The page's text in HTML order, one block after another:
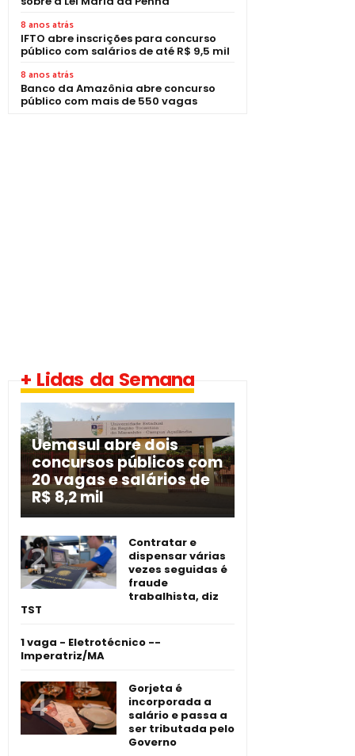
8 anos atrás
IFTO abre inscrições para concurso
público com salários de até R$ 9,5 mil
8 anos atrás
Banco da Amazônia abre concurso
público com mais de 550 vagas
+ Lidas da Semana
Uemasul abre dois
concursos públicos com
20 vagas e salários de
R$ 8,2 mil
Contratar e
dispensar várias
vezes seguidas é
fraude
trabalhista, diz
TST
1 vaga - Eletrotécnico -­
Imperatriz/MA
Gorjeta é
incorporada a
salário e passa a
ser tributada pelo
Governo